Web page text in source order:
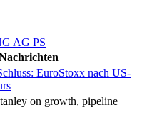
AG PS
EuroStoxx nach US-
on growth, pipeline